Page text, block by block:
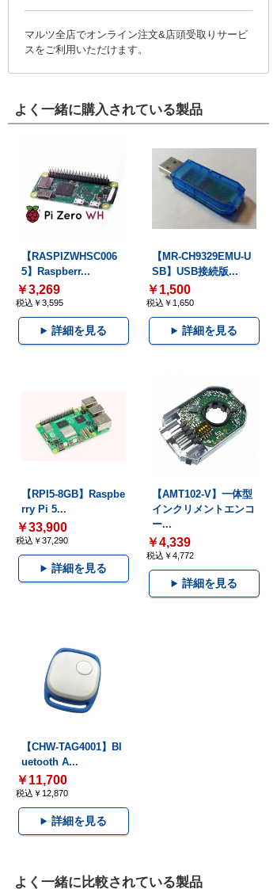
マルツ全店でオンライン注文&店頭受取りサービ
スをご利用いただけます。
よく一緒に購入されている製品
【RASPIZWHSC006
5】Raspberr...
￥3,269
税込￥3,595
詳細を見る
【MR-CH9329EMU-U
SB】USB接続版...
￥1,500
税込￥1,650
詳細を見る
【RPI5-8GB】Raspbe
rry Pi 5...
￥33,900
税込￥37,290
詳細を見る
【AMT102-V】一体型
インクリメントエンコ
ー...
￥4,339
税込￥4,772
詳細を見る
【CHW-TAG4001】Bl
uetooth A...
￥11,700
税込￥12,870
詳細を見る
よく一緒に比較されている製品